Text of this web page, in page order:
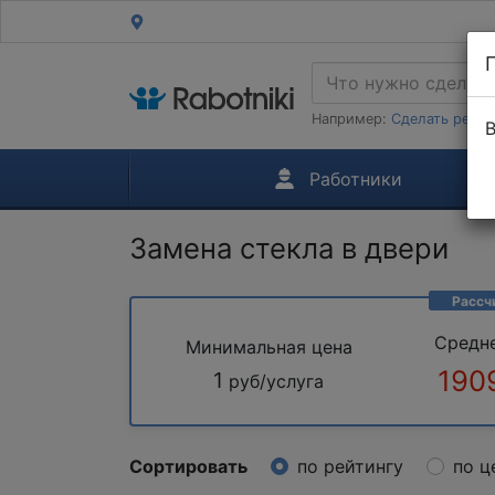
Например: Сделать
Работники
Замена стекла в двери
Минимальная цена
1 руб/услуга
Сортировать по рейтингу по